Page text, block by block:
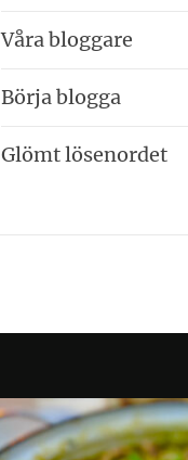
Våra bloggare
Börja blogga
Glömt lösenordet